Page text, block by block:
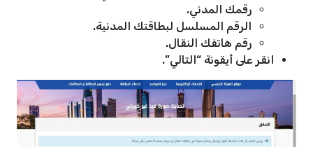
رقمك المدني.
الرقم المسلسل لبطاقتك المدنية.
رقم هاتفك النقال.
انقر على أيقونة “التالي”.